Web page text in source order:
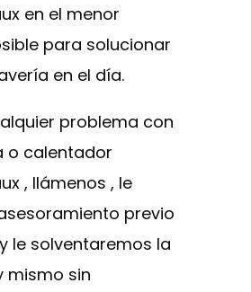
en el menor
para solucionar
en el día.
problema con
o calentador
, llámenos , le
previo
le solventaremos la
mismo sin